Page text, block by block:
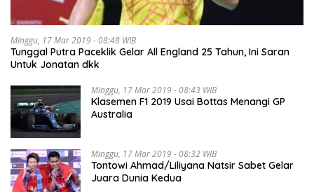
Minggu, 17 Mar 2019 - 08:48 WIB
Tunggal Putra Paceklik Gelar All England 25 Tahun, Ini Saran
Untuk Jonatan dkk
Minggu, 17 Mar 2019 - 08:43 WIB
Klasemen F1 2019 Usai Bottas Menangi GP
Australia
Minggu, 17 Mar 2019 - 08:32 WIB
Tontowi Ahmad/Liliyana Natsir Sabet Gelar
Juara Dunia Kedua